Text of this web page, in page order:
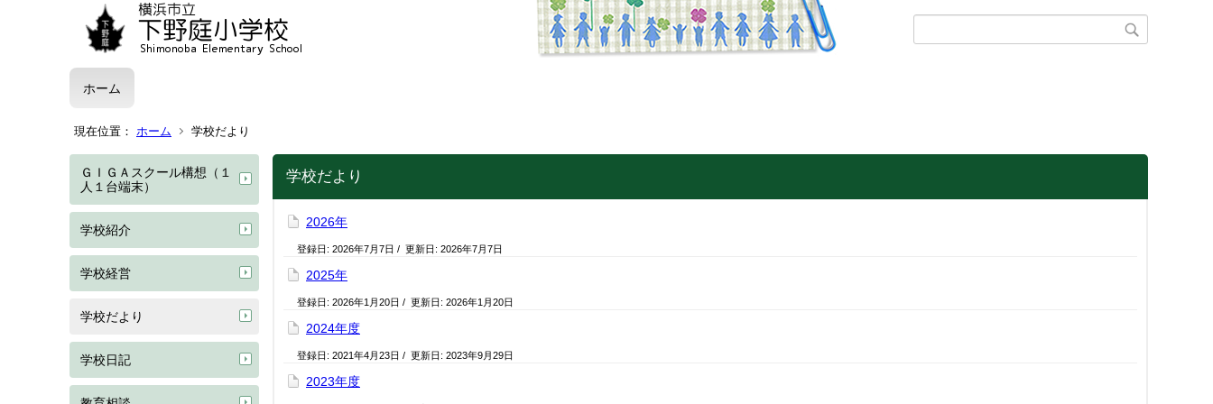
ホーム
現在位置： ホーム 学校だより
ＧＩＧＡスクール構想（１
人１台端末）
学校紹介
学校経営
学校だより
学校日記
学校だより
2026年
登録日: 2026年7月7日 / 更新日: 2026年7月7日
2025年
登録日: 2026年1月20日 / 更新日: 2026年1月20日
2024年度
登録日: 2021年4月23日 / 更新日: 2023年9月29日
2023年度